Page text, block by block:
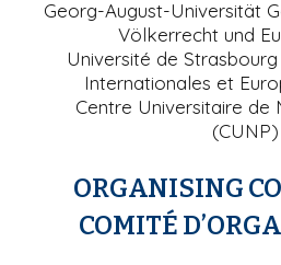
Georg-August-Universität
Völkerrecht und
Université de
Internationales et
Centre Universitaire de
(CUNP)
ORGANISING
COMITÉ